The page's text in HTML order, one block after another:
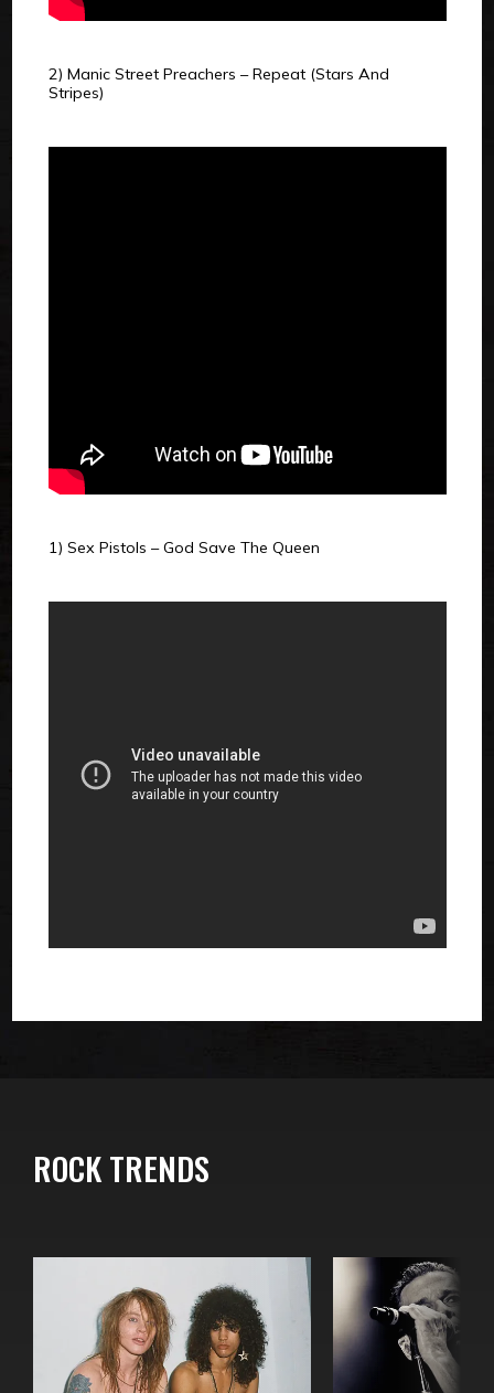
2) Manic Street Preachers – Repeat (Stars And
Stripes)
1) Sex Pistols – God Save The Queen
ROCK TRENDS